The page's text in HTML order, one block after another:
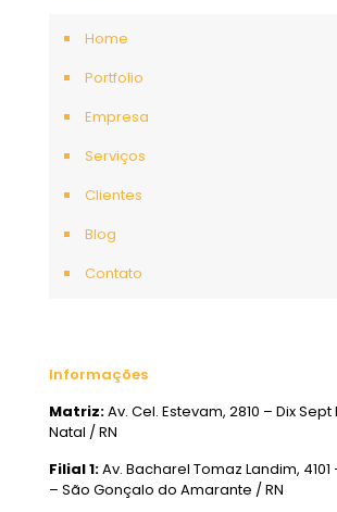
Home
Portfolio
Empresa
Serviços
Clientes
Blog
Contato
Informações
Matriz:Av. Cel. Estevam, 2810 – Dix
Natal / RN
Filial 1:Av. Bacharel Tomaz Landim, 4101
– São Gonçalo do Amarante / RN